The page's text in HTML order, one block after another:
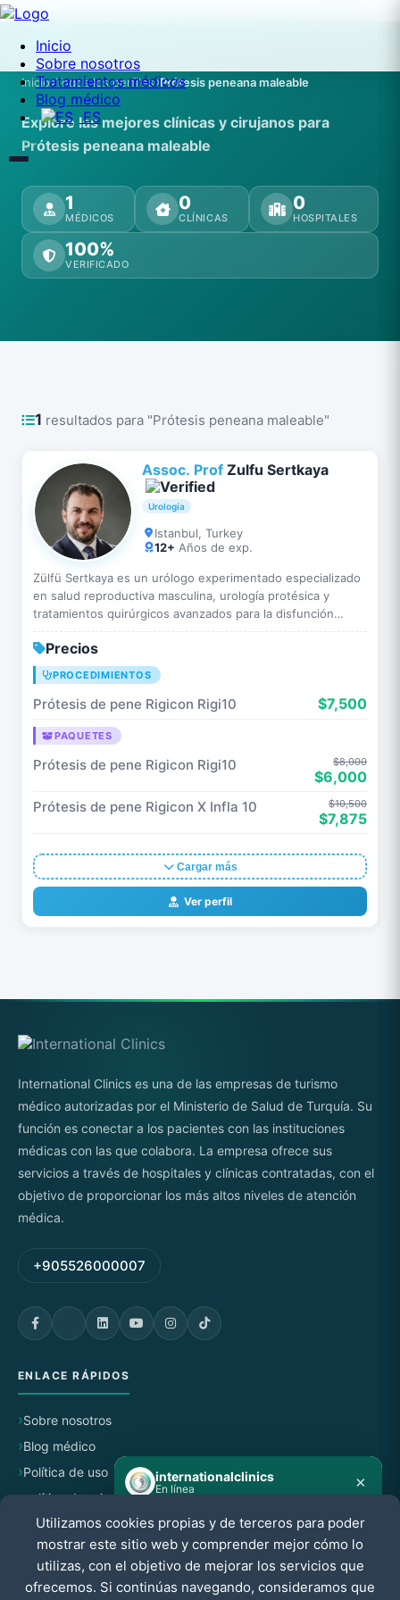
Inicio
Sobre nosotros
Tratamientos médicos
Blog médico
ES
Inicio Todos los perfiles Prótesis peneana maleable
Explore las mejores clínicas y cirujanos para
Prótesis peneana maleable
1
MÉDICOS
0
CLÍNICAS
0
HOSPITALES
100%
VERIFICADO
1 resultados para "Prótesis peneana maleable"
Assoc. Prof Zulfu Sertkaya
Urología
Istanbul, Turkey
12+ Años de exp.
Zülfü Sertkaya es un urólogo experimentado especializado
en salud reproductiva masculina, urología protésica y
tratamientos quirúrgicos avanzados para la disfunción
eréctil y enfermedades del sistema urinario. Cuenta con…
Precios
PROCEDIMIENTOS
Prótesis de pene Rigicon Rigi10 $7,500
PAQUETES
Prótesis de pene Rigicon Rigi10 $8,000
$6,000
Prótesis de pene Rigicon X Infla 10 $10,500
$7,875
Cargar más
Ver perfil
internationalclinics
En línea ×
¿Necesitas ayuda?
Inicia un chat en WhatsApp —
respondemos rápido.
International Clinics es una de las empresas de turismo
médico autorizadas por el Ministerio de Salud de Turquía. Su
función es conectar a los pacientes con las instituciones
médicas con las que colabora. La empresa ofrece sus
servicios a través de hospitales y clínicas contratadas, con el
objetivo de proporcionar los más altos niveles de atención
médica.
+905526000007
ENLACE RÁPIDOS
Sobre nosotros
Blog médico
Política de uso
política de privacidad
Política de cancelación y reembolso
CERTIFICADO POR
Utilizamos cookies propias y de terceros para poder
mostrar este sitio web y comprender mejor cómo lo
utilizas, con el objetivo de mejorar los servicios que
ofrecemos. Si continúas navegando, consideramos que